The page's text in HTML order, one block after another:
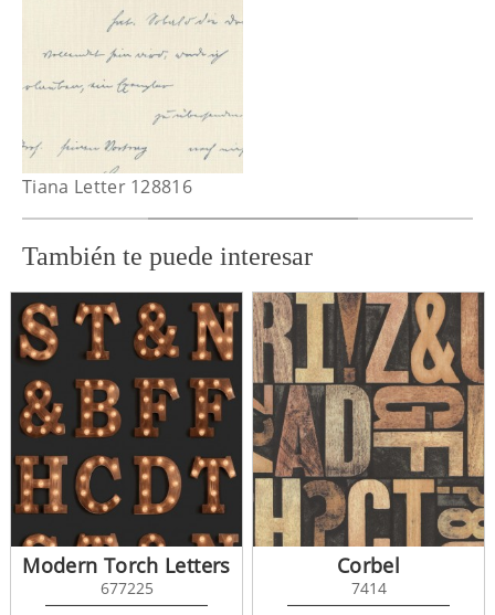
Tiana Letter 128816
También te puede interesar
Modern Torch Letters
677225
Corbel
7414